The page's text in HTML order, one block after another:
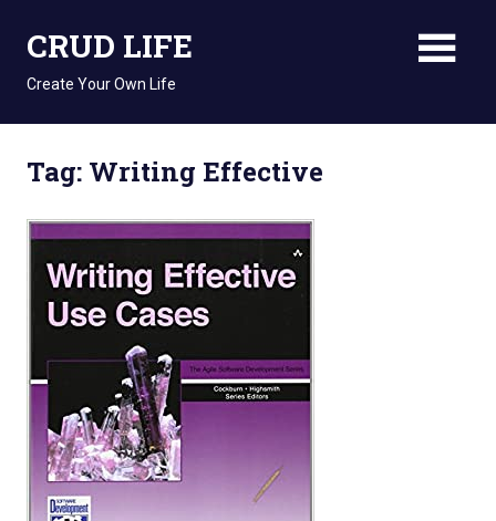
CRUD LIFE
Create Your Own Life
Tag: Writing Effective